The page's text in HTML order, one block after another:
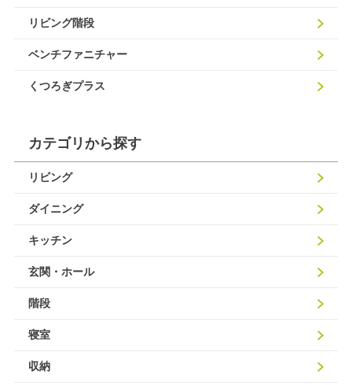
リビング階段
ベンチファニチャー
くつろぎプラス
カテゴリから探す
リビング
ダイニング
キッチン
玄関・ホール
階段
寝室
収納